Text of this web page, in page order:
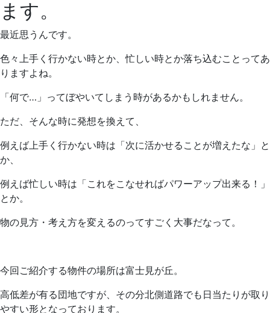
ます。
最近思うんです。
色々上手く行かない時とか、忙しい時とか落ち込むことってあ
りますよね。
「何で…」ってぼやいてしまう時があるかもしれません。
ただ、そんな時に発想を換えて、
例えば上手く行かない時は「次に活かせることが増えたな」と
か、
例えば忙しい時は「これをこなせればパワーアップ出来る！」
とか。
物の見方・考え方を変えるのってすごく大事だなって。
今回ご紹介する物件の場所は富士見が丘。
高低差が有る団地ですが、その分北側道路でも日当たりが取り
やすい形となっております。